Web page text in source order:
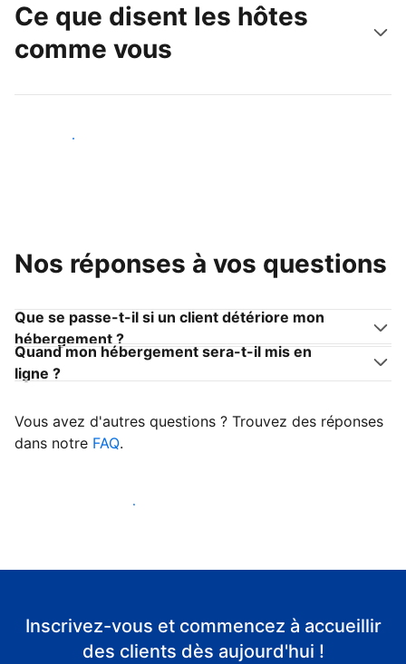
Ce que disent les hôtes
comme vous
Devenir hôte
Nos réponses à vos questions
Que se passe-t-il si un client détériore mon
hébergement ?
Quand mon hébergement sera-t-il mis en
ligne ?
Vous avez d'autres questions ? Trouvez des réponses
dans notre FAQ.
Accueillir mes premiers clients
Inscrivez-vous et commencez à accueillir
des clients dès aujourd'hui !